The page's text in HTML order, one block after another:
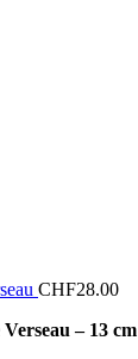
CHF28.00
– 13 cm